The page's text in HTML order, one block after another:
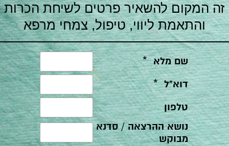
זה המקום להשאיר פרטים לשיחת הכרות
והתאמת ליווי, טיפול, צמחי מרפא